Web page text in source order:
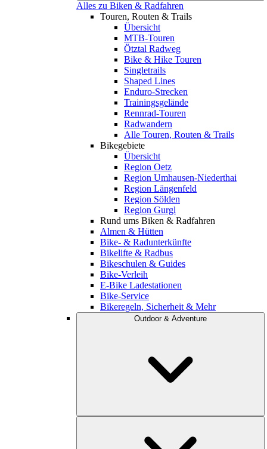
Alles zu Biken & Radfahren
Touren, Routen & Trails
Übersicht
MTB-Touren
Ötztal Radweg
Bike & Hike Touren
Singletrails
Shaped Lines
Enduro-Strecken
Trainingsgelände
Rennrad-Touren
Radwandern
Alle Touren, Routen & Trails
Bikegebiete
Übersicht
Region Oetz
Region Umhausen-Niederthai
Region Längenfeld
Region Sölden
Region Gurgl
Rund ums Biken & Radfahren
Almen & Hütten
Bike- & Radunterkünfte
Bikelifte & Radbus
Bikeschulen & Guides
Bike-Verleih
E-Bike Ladestationen
Bike-Service
Bikeregeln, Sicherheit & Mehr
Outdoor & Adventure